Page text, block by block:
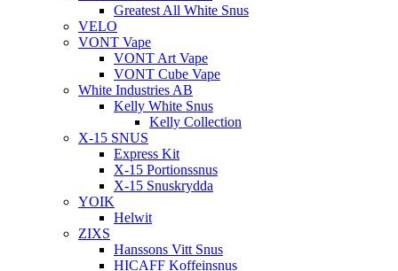
Greatest All White Snus
VELO
VONT Vape
VONT Art Vape
VONT Cube Vape
White Industries AB
Kelly White Snus
Kelly Collection
X-15 SNUS
Express Kit
X-15 Portionssnus
X-15 Snuskrydda
YOIK
Helwit
ZIXS
Hanssons Vitt Snus
HICAFF Koffeinsnus